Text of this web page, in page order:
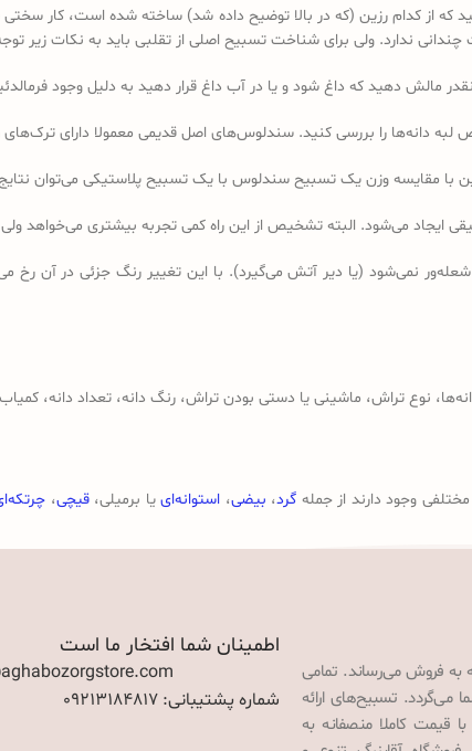
کدام رزین (که در بالا توضیح داده شد) ساخته شده است، کار سختی
ندارد. ولی برای شناخت تسبیح اصلی از تقلبی باید به نکات زیر
دانه‌ها را بررسی کنید. سندلوس‌های اصل قدیمی معمولا دارای ترک‌های
با مقایسه وزن یک تسبیح سندلوس با یک تسبیح پلاستیکی می‌توان
ایجاد می‌شود. البته تشخیص از این راه کمی تجربه بیشتری
نمی‌شود (یا دیر آتش می‌گیرد). با این تغییر رنگ جزئی در آن رخ
نوع تراش، ماشینی یا دستی بودن تراش، رنگ دانه، تعداد دانه،
وجود دارند از جمله گرد، بیضی، استوانه‌اییا برمیلی،قیچی،
به فروش می‌رساند. تمامی
می‌گردد. تسبیح‌های ارائه
قیمت کاملا منصفانه به
اطمینان شما افتخار ما است
شماره پشتیبانی: 09213184817